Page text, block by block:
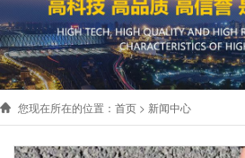
您现在所在的位置： 首页 > 新闻中心